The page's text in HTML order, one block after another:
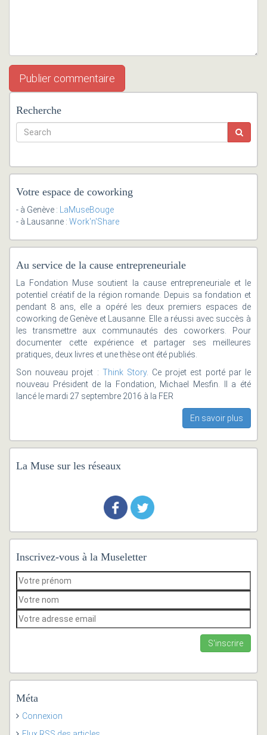
Recherche
Votre espace de coworking
- à Genève : LaMuseBouge
- à Lausanne : Work'n'Share
Au service de la cause entrepreneuriale
La Fondation Muse soutient la cause entrepreneuriale et le
potentiel créatif de la région romande. Depuis sa fondation et
pendant 8 ans, elle a opéré les deux premiers espaces de
coworking de Genève et Lausanne. Elle a réussi avec succès à
les transmettre aux communautés des coworkers. Pour
documenter cette expérience et partager ses meilleures
pratiques, deux livres et une thèse ont été publiés.
Son nouveau projet : Think Story. Ce projet est porté par le
nouveau Président de la Fondation, Michael Mesfin. Il a été
lancé le mardi 27 septembre 2016 à la FER
En savoir plus
La Muse sur les réseaux
Inscrivez-vous à la Museletter
Méta
Connexion